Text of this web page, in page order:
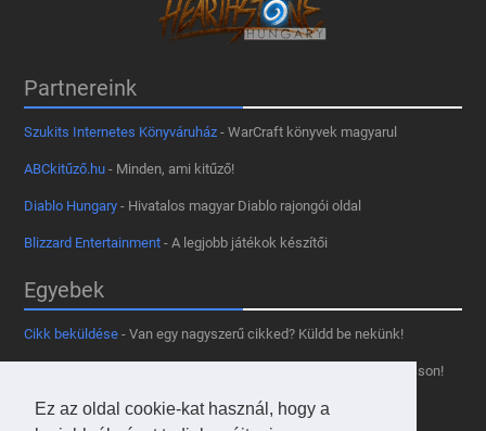
Ez az oldal cookie-kat használ, hogy a
Partnereink
Szukits Internetes Könyváruház - WarCraft könyvek magyarul
ABCkitűző.hu - Minden, ami kitűző!
Diablo Hungary - Hivatalos magyar Diablo rajongói oldal
Blizzard Entertainment - A legjobb játékok készítői
Egyebek
Cikk beküldése - Van egy nagyszerű cikked? Küldd be nekünk!
- Tetszik az oldal? Segíts, hogy fennmaradhasson!
Kapcsolat, médiaajánlat- Lépj velünk kapcsolatba!